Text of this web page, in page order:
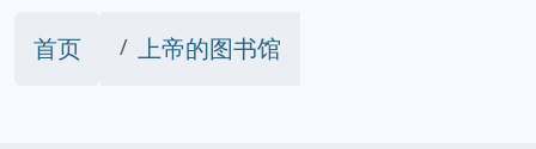
首页 上帝的图书馆